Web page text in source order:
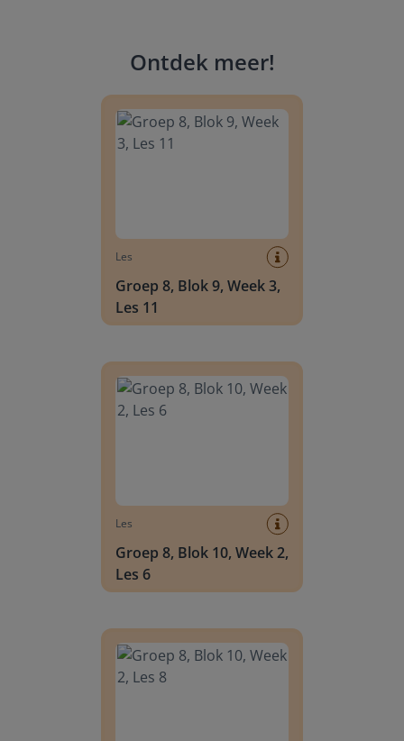
Ontdek meer!
Les
Groep 8, Blok 9, Week 3,
Les 11
Les
Groep 8, Blok 10, Week 2,
Les 6